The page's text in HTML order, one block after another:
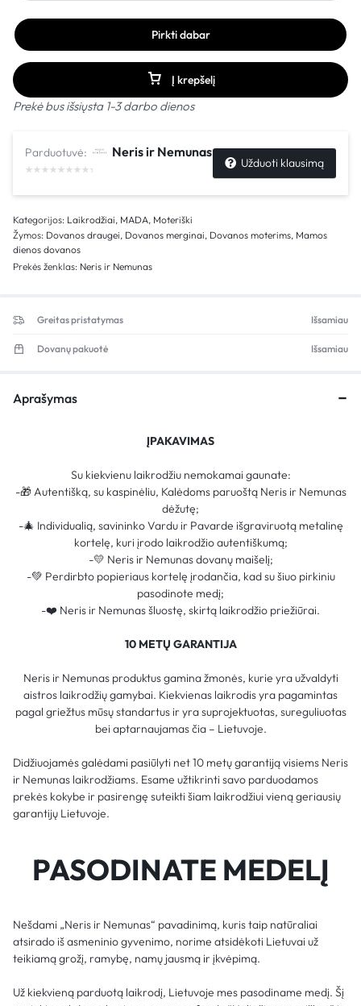
Į krepšelį
Pirkti dabar
Prekė bus išsiųsta 1-3 darbo dienos
Parduotuvė: Neris ir Nemunas
Užduoti klausimą
Kategorijos: Laikrodžiai, MADA, Moteriški
Žymos: Dovanos draugei, Dovanos merginai, Dovanos moterims, Mamos
dienos dovanos
Prekės ženklas: Neris ir Nemunas
Greitas pristatymas Išsamiau
Dovanų pakuotė Išsamiau
Aprašymas
ĮPAKAVIMAS
Su kiekvienu laikrodžiu nemokamai gaunate:
-🎁 Autentišką, su kaspinėliu, Kalėdoms paruoštą Neris ir Nemunas
dėžutę;
-🎄 Individualią, savininko Vardu ir Pavarde išgraviruotą metalinę
kortelę, kuri įrodo laikrodžio autentiškumą;
-💛 Neris ir Nemunas dovanų maišelį;
-💚 Perdirbto popieriaus kortelę įrodančia, kad su šiuo pirkiniu
pasodinote medį;
-❤️ Neris ir Nemunas šluostę, skirtą laikrodžio priežiūrai.
10 METŲ GARANTIJA
Neris ir Nemunas produktus gamina žmonės, kurie yra užvaldyti
aistros laikrodžių gamybai. Kiekvienas laikrodis yra pagamintas
pagal griežtus mūsų standartus ir yra suprojektuotas, sureguliuotas
bei aptarnaujamas čia – Lietuvoje.
Didžiuojamės galėdami pasiūlyti net 10 metų garantiją visiems Neris
ir Nemunas laikrodžiams. Esame užtikrinti savo parduodamos
prekės kokybe ir pasirengę suteikti šiam laikrodžiui vieną geriausių
garantijų Lietuvoje.
PASODINATE MEDELĮ
Nešdami „Neris ir Nemunas“ pavadinimą, kuris taip natūraliai
atsirado iš asmeninio gyvenimo, norime atsidėkoti Lietuvai už
teikiamą grožį, ramybę, namų jausmą ir įkvėpimą.
Už kiekvieną parduotą laikrodį, Lietuvoje mes pasodiname medį. Šį